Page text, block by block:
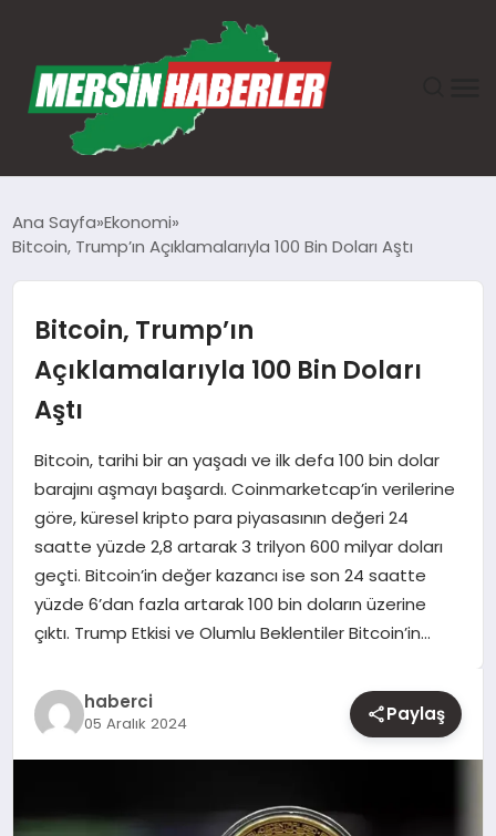
GÜNDEM
EKONOMI
SAĞLIK
SPOR
YAŞAM
EĞITIM
Ana Sayfa Ekonomi
Bitcoin, Trump’ın Açıklamalarıyla 100 Bin Doları Aştı
Bitcoin, Trump’ın
Açıklamalarıyla 100 Bin Doları
Aştı
Bitcoin, tarihi bir an yaşadı ve ilk defa 100 bin dolar
barajını aşmayı başardı. Coinmarketcap’in verilerine
göre, küresel kripto para piyasasının değeri 24
saatte yüzde 2,8 artarak 3 trilyon 600 milyar doları
geçti. Bitcoin’in değer kazancı ise son 24 saatte
yüzde 6’dan fazla artarak 100 bin doların üzerine
çıktı. Trump Etkisi ve Olumlu Beklentiler Bitcoin’in…
haberci
05 Aralık 2024 Paylaş